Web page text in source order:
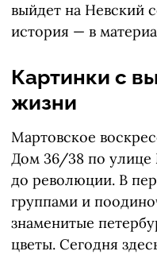
выйдет на Невский
история — в
Картинки с
жизни
Мартовское
Дом 36/38 по улице
до революции. В
группами и
знаменитые
цветы. Сегодня